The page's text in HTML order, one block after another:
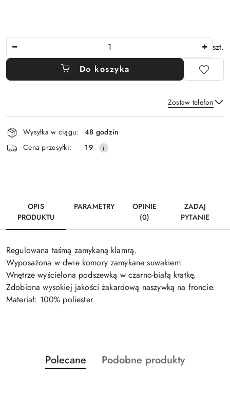
szt.
Do koszyka
Zostaw telefon
Wyślij
Dostępność
i
dostawa
Wysyłka w ciągu:
48 godzin
Cena przesyłki:
19
OPIS
PRODUKTU
PARAMETRY
OPINIE
(0)
ZADAJ
PYTANIE
Regulowana taśmą zamykaną klamrą.
Wyposażona w dwie komory zamykane suwakiem.
Wnętrze wyścielona podszewką w czarno-białą kratkę.
Zdobiona wysokiej jakości żakardową naszywką na froncie.
Materiał: 100% poliester
Pomiń karuzelę produktów
Produkty
o
Polecane
Produkty
Podobne produkty